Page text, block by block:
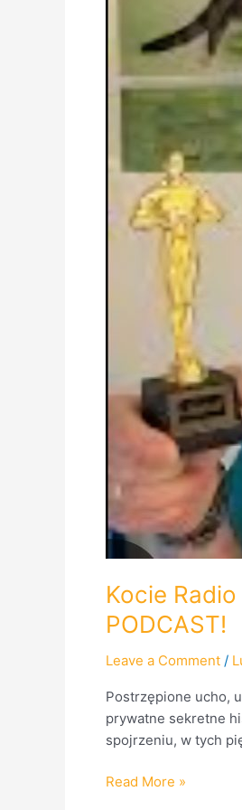
Kocie
PODCAST!
Leave a Comment /
Postrzępione ucho,
prywatne sekretne
spojrzeniu, w tych
Read More »